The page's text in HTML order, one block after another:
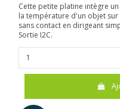
Cette petite platine intègre
la température d'un objet sur
sans contact en dirigeant
Sortie I2C.